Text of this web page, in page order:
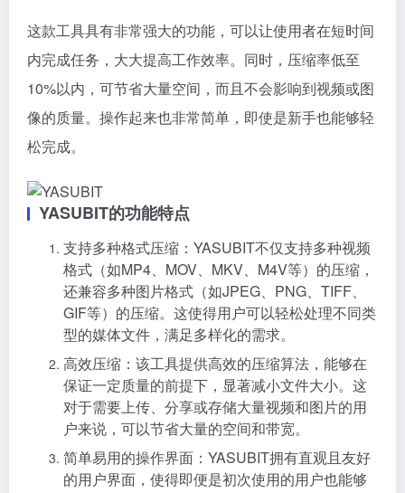
这款工具具有非常强大的功能，可以让使用者在短时间
内完成任务，大大提高工作效率。同时，压缩率低至
10%以内，可节省大量空间，而且不会影响到视频或图
像的质量。操作起来也非常简单，即使是新手也能够轻
松完成。
YASUBIT的功能特点
支持多种格式压缩：YASUBIT不仅支持多种视频
格式（如MP4、MOV、MKV、M4V等）的压缩，
还兼容多种图片格式（如JPEG、PNG、TIFF、
GIF等）的压缩。这使得用户可以轻松处理不同类
型的媒体文件，满足多样化的需求。
高效压缩：该工具提供高效的压缩算法，能够在
保证一定质量的前提下，显著减小文件大小。这
对于需要上传、分享或存储大量视频和图片的用
户来说，可以节省大量的空间和带宽。
简单易用的操作界面：YASUBIT拥有直观且友好
的用户界面，使得即便是初次使用的用户也能够